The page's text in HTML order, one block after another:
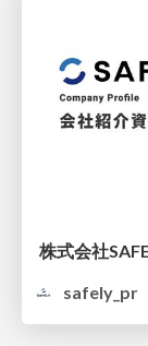
株式会社
safely_pr